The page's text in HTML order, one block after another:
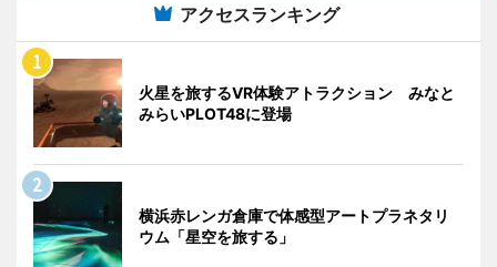
アクセスランキング
火星を旅するVR体験アトラクション みなと
みらいPLOT48に登場
横浜赤レンガ倉庫で体感型アートプラネタリ
ウム「星空を旅する」